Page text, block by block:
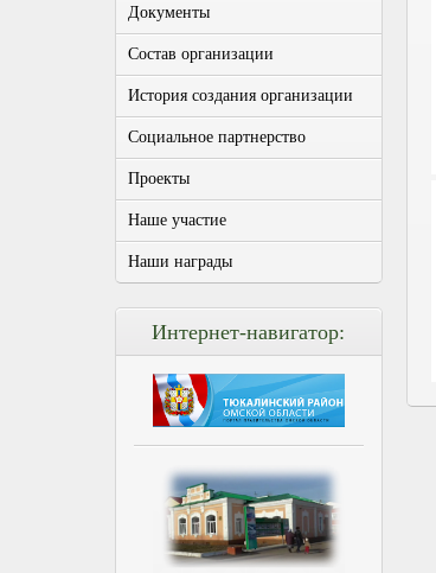
Документы
Состав организации
История создания организации
Социальное партнерство
Проекты
Наше участие
Наши награды
Интернет-навигатор: